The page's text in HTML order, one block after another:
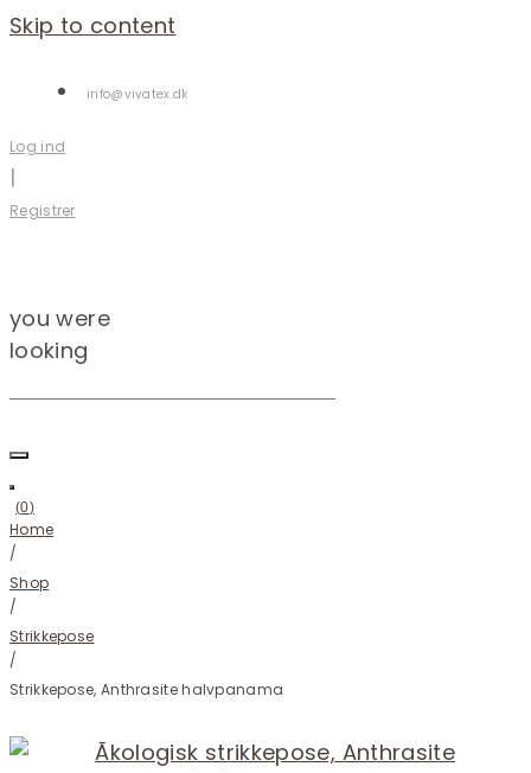
Skip to content
info@vivatex.dk
Log ind
|
Registrer
you were
looking
(0)
Home
/
Shop
/
Strikkepose
/
Strikkepose, Anthrasite halvpanama